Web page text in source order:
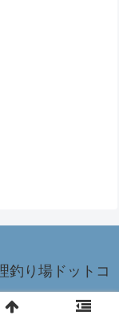
釣り場ドットコ
釣り場ドットコム.